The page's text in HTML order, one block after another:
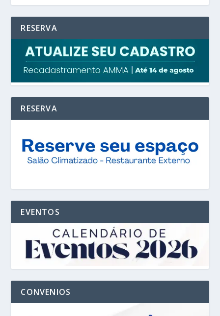
RESERVA
RESERVA
EVENTOS
CONVENIOS